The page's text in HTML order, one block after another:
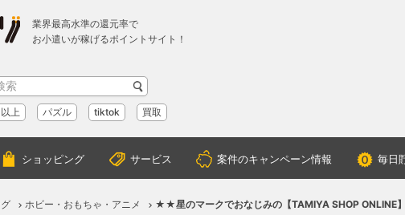
業界最高水準の還元率で
お小遣いが稼げるポイントサイト！
上 パズル tiktok 買取
ショッピング サービス 案件のキャンペーン情報 毎日
ホビー・おもちゃ・アニメ ★★星のマークでおなじみの【TAMIYA SHOP ONLINE】